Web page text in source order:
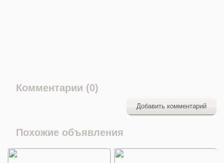
Комментарии (0)
Добавить комментарий
Похожие объявления